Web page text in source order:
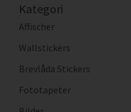
Kategori
Affischer
Wallstickers
Brevlåda Stickers
Fototapeter